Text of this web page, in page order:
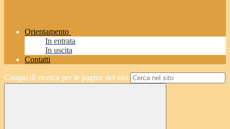
Orientamento
In entrata
In uscita
Contatti
Campo di ricerca per le pagine del sito